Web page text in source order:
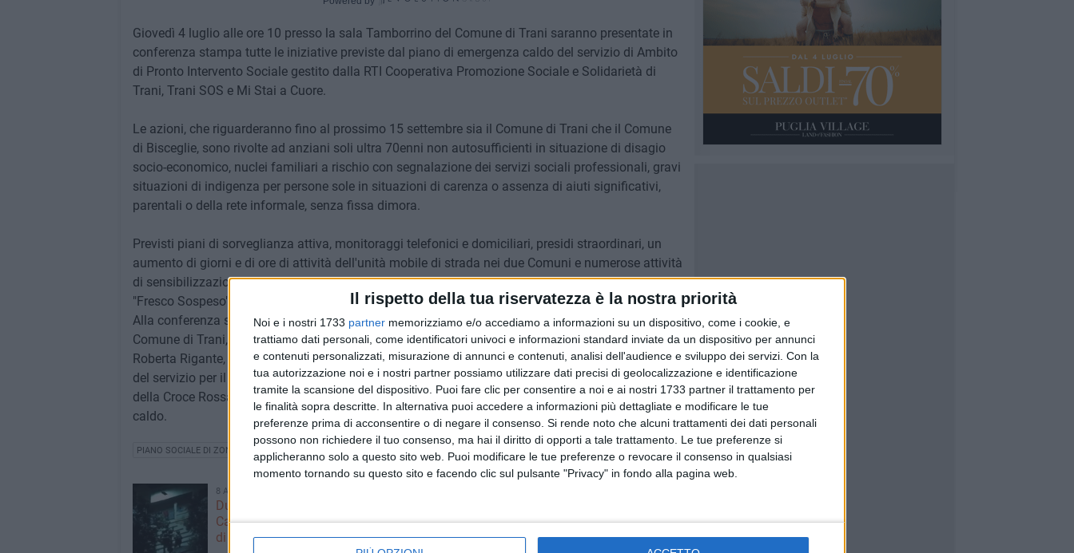
Il rispetto della tua riservatezza è la nostra priorità
Noi e i nostri 1733 partner memorizziamo e/o accediamo a informazioni su un dispositivo, come i cookie, e
trattiamo dati personali, come identificatori univoci e informazioni standard inviate da un dispositivo per annunci
e contenuti personalizzati, misurazione di annunci e contenuti, analisi dell'audience e sviluppo dei servizi. Con la
tua autorizzazione noi e i nostri partner possiamo utilizzare dati precisi di geolocalizzazione e identificazione
tramite la scansione del dispositivo. Puoi fare clic per consentire a noi e ai nostri 1733 partner il trattamento per
le finalità sopra descritte. In alternativa puoi accedere a informazioni più dettagliate e modificare le tue
preferenze prima di acconsentire o di negare il consenso. Si rende noto che alcuni trattamenti dei dati personali
possono non richiedere il tuo consenso, ma hai il diritto di opporti a tale trattamento. Le tue preferenze si
applicheranno solo a questo sito web. Puoi modificare le tue preferenze o revocare il consenso in qualsiasi
momento tornando su questo sito e facendo clic sul pulsante "Privacy" in fondo alla pagina web.
Giovedì 4 luglio alle ore 10 presso la sala Tamborrino del Comune di Trani saranno presentate in
conferenza stampa tutte le iniziative previste dal piano di emergenza caldo del servizio di Ambito
di Pronto Intervento Sociale gestito dalla RTI Cooperativa Promozione Sociale e Solidarietà di
Trani, Trani SOS e Mi Stai a Cuore.
Le azioni, che riguarderanno fino al prossimo 15 settembre sia il Comune di Trani che il Comune
di Bisceglie, sono rivolte ad anziani soli ultra 70enni non autosufficienti in situazione di disagio
socio-economico, nuclei familiari a rischio con segnalazione dei servizi sociali professionali, gravi
situazioni di indigenza per persone sole in situazioni di carenza o assenza di aiuti significativi,
parentali o della rete informale, senza fissa dimora.
Previsti piani di sorveglianza attiva, monitoraggi telefonici e domiciliari, presidi straordinari, un
aumento di giorni e di ore di attività dell'unità mobile di strada nei due Comuni e numerose attività
di sensibilizzazione. Tra le novità che saranno presentate in conferenza stampa, quella del
"Fresco Sospeso", in collaborazione con esercizi commerciali presenti nei due territori.
Alla conferenza stampa di giovedì parteciperanno, tra gli altri, l'assessore alle politiche sociali del
Comune di Trani, Alessandra Rondinone, l'assessore alle politiche sociali del Comune di Bisceglie,
Roberta Rigante, il dirigente dell'Ufficio di piano, Alessandro Attolico, la psicologa e coordinatrice
del servizio per il PIS, Alessandra Tranchino, operatori del servizio reperibilità del PIS, referenti
della Croce Rossa e dell'associazione Trani Soccorso, partner di primo livello per l'emergenza
caldo.
PIANO SOCIALE DI ZONA
8 AGOSTO 2026
Due latitanti del clan mafioso
Capriati arrestati in un casolare
di Bisceglie
arrestati, le parole del colonnello
Massimiliano Galasso